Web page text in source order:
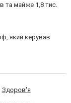
та майже 1,8 тис.
який керував
Здоров'я